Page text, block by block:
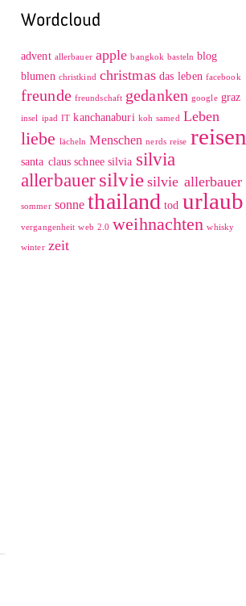
advent allerbauer apple bangkok basteln blog
blumen christkind christmas das leben facebook
freunde freundschaft gedanken google graz
insel ipad IT kanchanaburi koh samed Leben
liebe lächeln Menschen nerds reise reisen
santa claus schnee silvia silvia
allerbauer silvie silvie allerbauer
sommer sonne thailand tod urlaub
vergangenheit web 2.0 weihnachten whisky
winter zeit